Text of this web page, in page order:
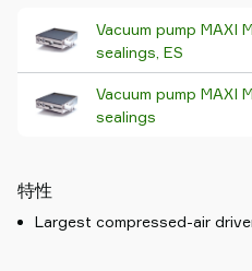
Vacuum pump MAXI
sealings, ES
Vacuum pump MAXI
sealings
特性
Largest compressed-air